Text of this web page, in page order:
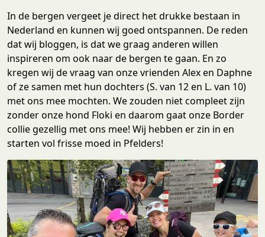
In de bergen vergeet je direct het drukke bestaan in
Nederland en kunnen wij goed ontspannen. De reden
dat wij bloggen, is dat we graag anderen willen
inspireren om ook naar de bergen te gaan. En zo
kregen wij de vraag van onze vrienden Alex en Daphne
of ze samen met hun dochters (S. van 12 en L. van 10)
met ons mee mochten. We zouden niet compleet zijn
zonder onze hond Floki en daarom gaat onze Border
collie gezellig met ons mee! Wij hebben er zin in en
starten vol frisse moed in Pfelders!